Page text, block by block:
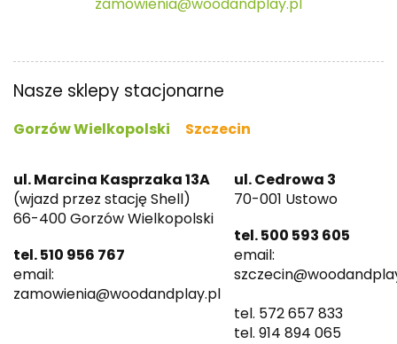
Nasze sklepy stacjonarne
Gorzów Wielkopolski Szczecin
ul. Marcina Kasprzaka 13A
(wjazd przez stację Shell)
66-400 Gorzów Wielkopolski
tel. 510 956 767
email:
zamowienia@woodandplay.pl
ul. Cedrowa 3
70-001 Ustowo
tel. 500 593 605
email:
tel. 572 657 833
tel. 914 894 065